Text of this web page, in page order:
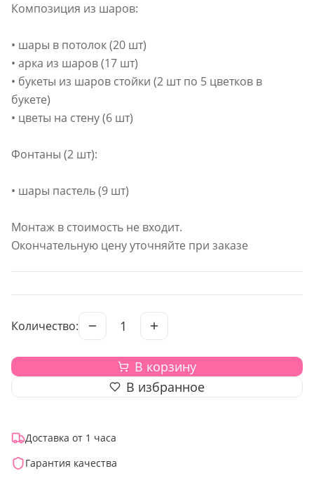
Композиция из шаров:
• шары в потолок (20 шт)
• арка из шаров (17 шт)
• букеты из шаров стойки (2 шт по 5 цветков в
букете)
• цветы на стену (6 шт)
Фонтаны (2 шт):
• шары пастель (9 шт)
Монтаж в стоимость не входит.
Окончательную цену уточняйте при заказе
Количество: 1
В корзину
В избранное
Доставка от 1 часа
Гарантия качества